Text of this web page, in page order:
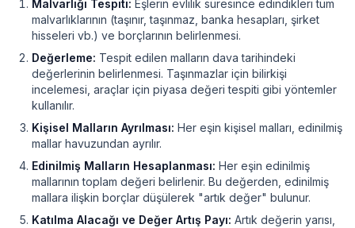
Malvarlığı Tespiti: Eşlerin evlilik süresince edindikleri tüm
malvarlıklarının (taşınır, taşınmaz, banka hesapları, şirket
hisseleri vb.) ve borçlarının belirlenmesi.
Değerleme: Tespit edilen malların dava tarihindeki
değerlerinin belirlenmesi. Taşınmazlar için bilirkişi
incelemesi, araçlar için piyasa değeri tespiti gibi yöntemler
kullanılır.
Kişisel Malların Ayrılması: Her eşin kişisel malları, edinilmiş
mallar havuzundan ayrılır.
Edinilmiş Malların Hesaplanması: Her eşin edinilmiş
mallarının toplam değeri belirlenir. Bu değerden, edinilmiş
mallara ilişkin borçlar düşülerek "artık değer" bulunur.
Katılma Alacağı ve Değer Artış Payı: Artık değerin yarısı,